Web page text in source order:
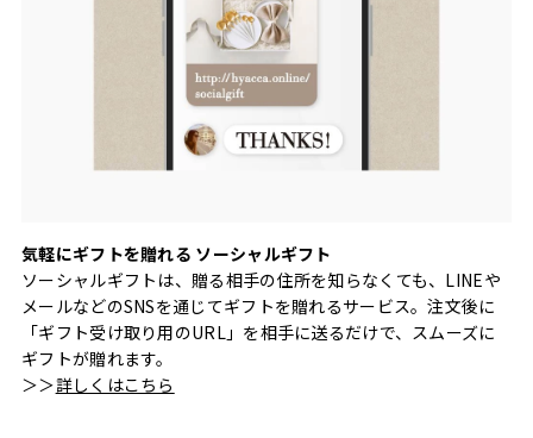
気軽にギフトを贈れる ソーシャルギフト
ソーシャルギフトは、贈る相手の住所を知らなくても、LINEや
メールなどのSNSを通じてギフトを贈れるサービス。注文後に
「ギフト受け取り用のURL」を相手に送るだけで、スムーズに
ギフトが贈れます。
＞＞詳しくはこちら